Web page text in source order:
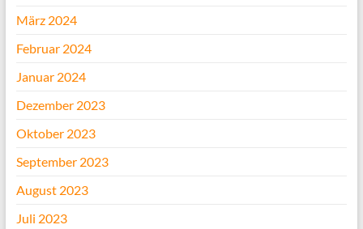
März 2024
Februar 2024
Januar 2024
Dezember 2023
Oktober 2023
September 2023
August 2023
Juli 2023